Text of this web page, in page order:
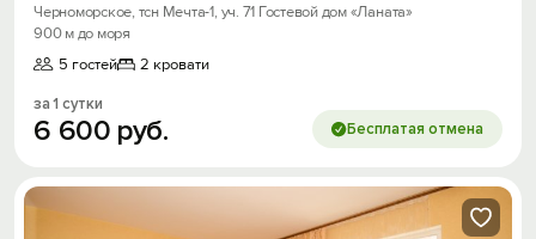
Черноморское, тсн Мечта-1, уч. 71 Гостевой дом «Ланата»
900 м до моря
5 гостей
2 кровати
за 1 сутки
6 600 руб. Бесплатая отмена